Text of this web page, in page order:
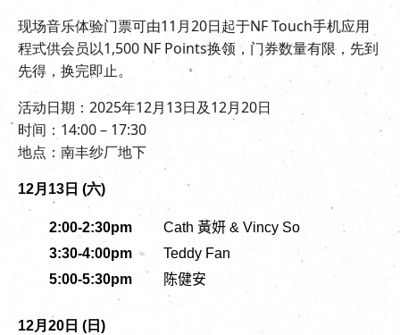
现场音乐体验门票可由11月20日起于NF Touch手机应用
程式供会员以1,500 NF Points换领，门券数量有限，先到
先得，换完即止。
活动日期：2025年12月13日及12月20日
时间：14:00 – 17:30
地点：南丰纱厂地下
12月13日 (六)
2:00-2:30pm Cath 黃妍 & Vincy So
3:30-4:00pm
Teddy Fan
5:00-5:30pm
陈健安
12月20日 (日)